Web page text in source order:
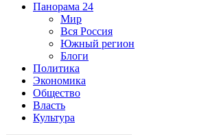
Панорама 24
Мир
Вся Россия
Южный регион
Блоги
Политика
Экономика
Общество
Власть
Культура